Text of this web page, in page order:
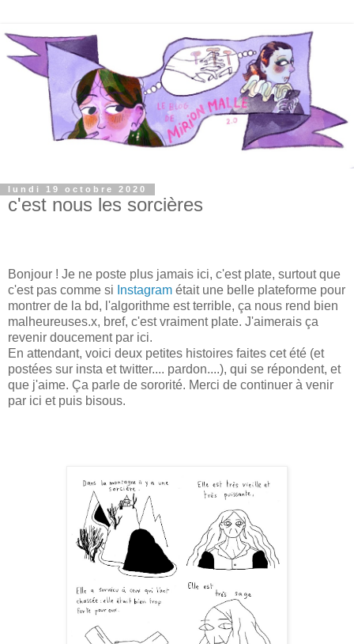
lundi 19 octobre 2020
c'est nous les sorcières
Bonjour ! Je ne poste plus jamais ici, c'est plate, surtout que
c'est pas comme si Instagram était une belle plateforme pour
montrer de la bd, l'algorithme est terrible, ça nous rend bien
malheureuses.x, bref, c'est vraiment plate. J'aimerais ça
revenir doucement par ici.
En attendant, voici deux petites histoires faites cet été (et
postées sur insta et twitter.... pardon....), qui se répondent, et
que j'aime. Ça parle de sororité. Merci de continuer à venir
par ici et puis bisous.